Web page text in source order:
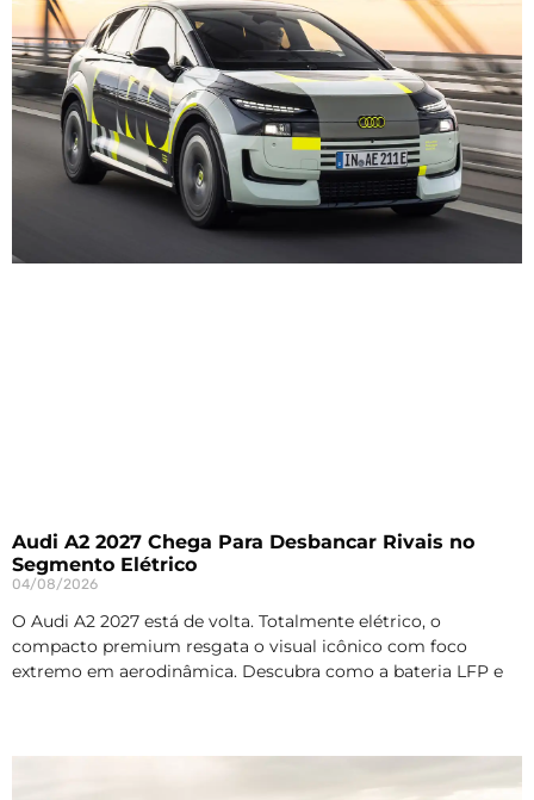
Audi A2 2027 Chega Para Desbancar Rivais no
Segmento Elétrico
04/08/2026
O Audi A2 2027 está de volta. Totalmente elétrico, o
compacto premium resgata o visual icônico com foco
extremo em aerodinâmica. Descubra como a bateria LFP e